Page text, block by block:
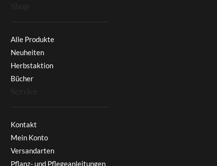
Shop
Alle Produkte
Neuheiten
Herbstaktion
Bücher
Service
Kontakt
Mein Konto
Versandarten
Pflanz- und Pflegeanleitungen